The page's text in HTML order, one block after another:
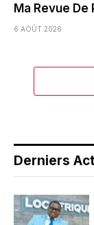
Ma Revue De
6 AOÛT 2026
Derniers